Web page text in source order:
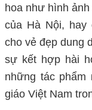
hoa như hình
của Hà Nội, hay
cho vẻ đẹp dung
sự kết hợp hài
những tác phẩm
giáo Việt Nam